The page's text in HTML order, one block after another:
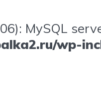
MySQL
wp-